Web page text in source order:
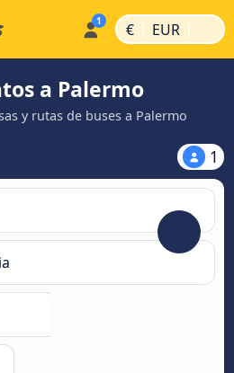
€ | EUR |
a Palermo
y rutas de buses a Palermo
1